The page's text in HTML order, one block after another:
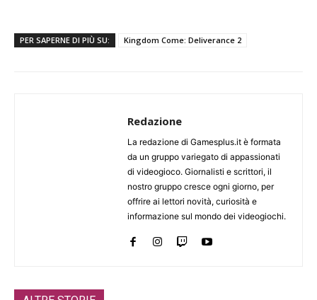
PER SAPERNE DI PIÙ SU: Kingdom Come: Deliverance 2
Redazione
La redazione di Gamesplus.it è formata
da un gruppo variegato di appassionati
di videogioco. Giornalisti e scrittori, il
nostro gruppo cresce ogni giorno, per
offrire ai lettori novità, curiosità e
informazione sul mondo dei videogiochi.